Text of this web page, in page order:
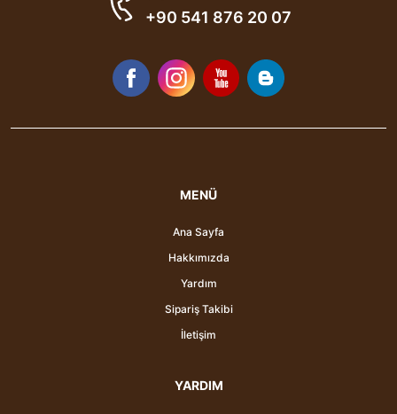
+90 541 876 20 07
MENÜ
Ana Sayfa
Hakkımızda
Yardım
Sipariş Takibi
İletişim
YARDIM